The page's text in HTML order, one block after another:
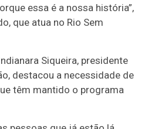
essa é a nossa história”,
que atua no Rio Sem
Siqueira, presidente
destacou a necessidade de
têm mantido o programa